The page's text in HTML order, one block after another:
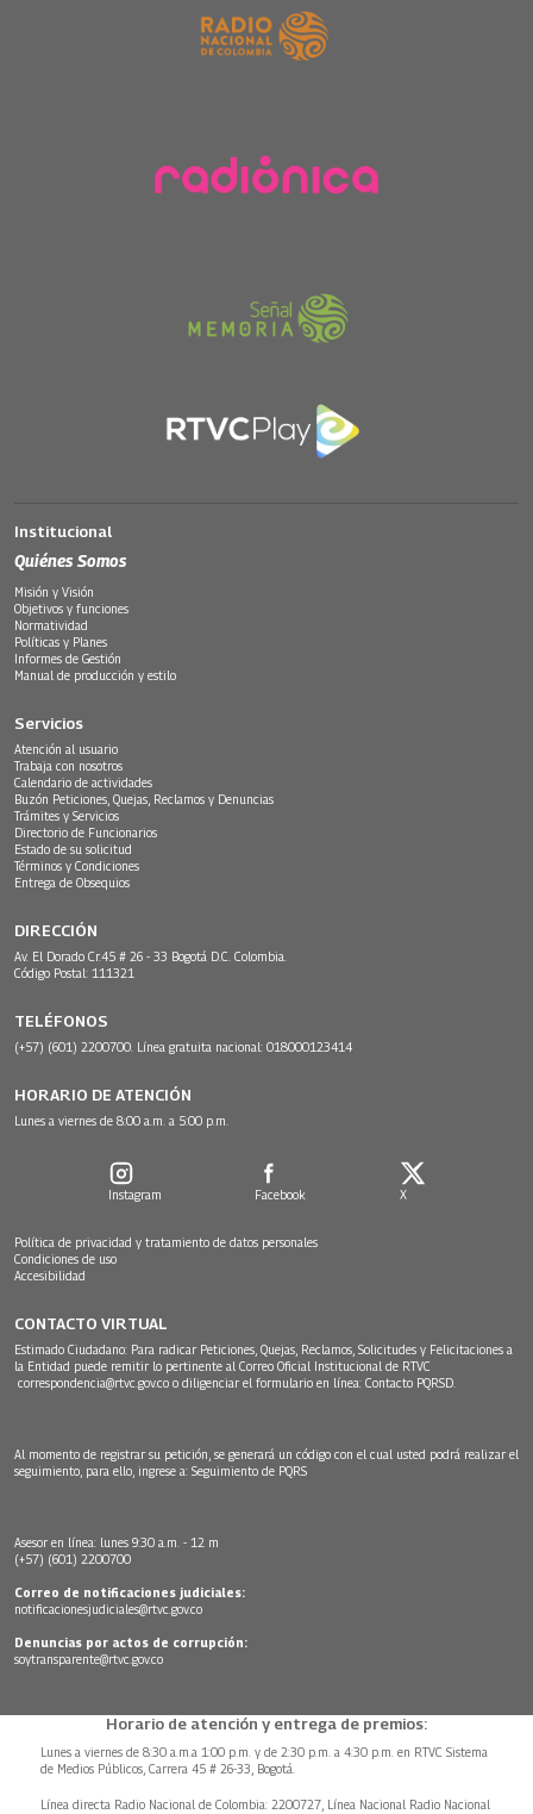
Institucional
Quiénes Somos
Misión y Visión
Objetivos y funciones
Normatividad
Políticas y Planes
Informes de Gestión
Manual de producción y estilo
Servicios
Atención al usuario
Trabaja con nosotros
Calendario de actividades
Buzón Peticiones, Quejas, Reclamos y Denuncias
Trámites y Servicios
Directorio de Funcionarios
Estado de su solicitud
Términos y Condiciones
Entrega de Obsequios
DIRECCIÓN
Av. El Dorado Cr.45 # 26 - 33 Bogotá D.C. Colombia.
Código Postal: 111321
TELÉFONOS
(+57) (601) 2200700. Línea gratuita nacional: 018000123414
HORARIO DE ATENCIÓN
Lunes a viernes de 8:00 a.m. a 5:00 p.m.
Instagram Facebook X
Política de privacidad y tratamiento de datos personales
Condiciones de uso
Accesibilidad
CONTACTO VIRTUAL
Estimado Ciudadano: Para radicar Peticiones, Quejas, Reclamos, Solicitudes y Felicitaciones a
la Entidad puede remitir lo pertinente al Correo Oficial Institucional de RTVC
correspondencia@rtvc.gov.co o diligenciar el formulario en línea: Contacto PQRSD.
Al momento de registrar su petición, se generará un código con el cual usted podrá realizar el
seguimiento, para ello, ingrese a: Seguimiento de PQRS
Asesor en línea: lunes 9:30 a.m. - 12 m
(+57) (601) 2200700
Correo de notificaciones judiciales:
notificacionesjudiciales@rtvc.gov.co
Denuncias por actos de corrupción:
soytransparente@rtvc.gov.co
Horario de atención y entrega de premios:
Lunes a viernes de 8:30 a.m.a 1:00 p.m. y de 2:30 p.m. a 4:30 p.m. en RTVC Sistema
de Medios Públicos, Carrera 45 # 26-33, Bogotá.
Línea directa Radio Nacional de Colombia: 2200727, Línea Nacional Radio Nacional